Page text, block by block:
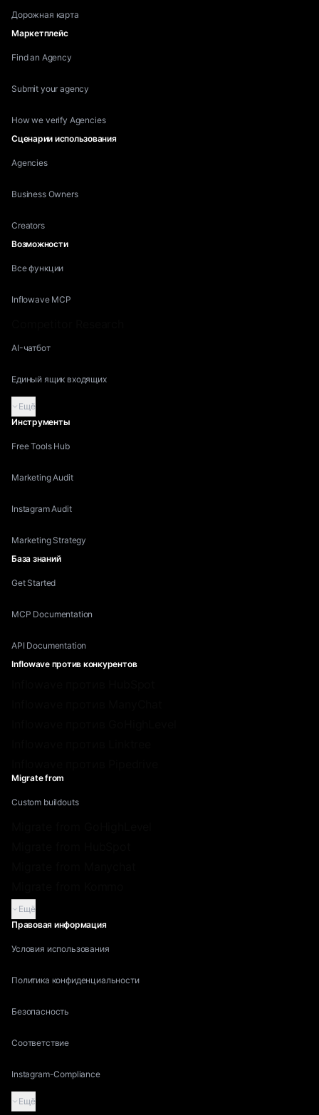
Дорожная карта
Маркетплейс
Find an Agency
Submit your agency
How we verify Agencies
Сценарии использования
Agencies
Business Owners
Creators
Возможности
Все функции
Inflowave MCP
AI-чатбот
Единый ящик входящих
Ещё
Инструменты
Free Tools Hub
Marketing Audit
Instagram Audit
Marketing Strategy
База знаний
Get Started
MCP Documentation
API Documentation
Inflowave против конкурентов
Migrate from
Custom buildouts
Ещё
Правовая информация
Условия использования
Политика конфиденциальности
Безопасность
Соответствие
Instagram-Compliance
Ещё